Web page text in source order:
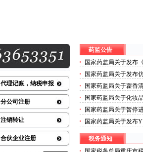
代理记账，纳税申报
分公司注册
注销转让
合伙企业注册
药监公告
国家药监局关于发布
械许可证办理流程测
的公告（2026年第72
国家药监局关于发布
七批）的重庆医疗器
国家药监局关于藿香
方药的医疗器械许可
国家药监局关于化妆
许可证办理公告（
国家药监局关于暂停
技术株式会社外科植
可证办理流程公告（
国家药监局关于发布
疗器械许可证办理公
税务通知